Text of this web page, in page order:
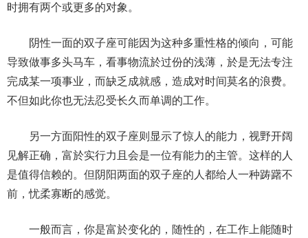
时拥有两个或更多的对象。
阴性一面的双子座可能因为这种多重性格的倾向，可能
导致做事多头马车，看事物流於过份的浅薄，於是无法专注
完成某一项事业，而缺乏成就感，造成对时间莫名的浪费。
不但如此你也无法忍受长久而单调的工作。
另一方面阳性的双子座则显示了惊人的能力，视野开阔
见解正确，富於实行力且会是一位有能力的主管。这样的人
是值得信赖的。但阴阳两面的双子座的人都给人一种踌躇不
前，忧柔寡断的感觉。
一般而言，你是富於变化的，随性的，在工作上能随时